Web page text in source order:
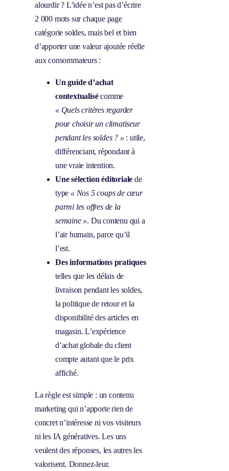
alourdir ? L’idée n’est pas d’écrire
2 000 mots sur chaque page
catégorie soldes, mais bel et bien
d’apporter une valeur ajoutée réelle
aux consommateurs :
Un guide d’achat
contextualisécomme
« Quels critères regarder
pour choisir un climatiseur
pendant les soldes ? » : utile,
différenciant, répondant à
une vraie intention.
Une sélection éditoriale de
type « Nos 5 coups de cœur
parmi les offres de la
semaine ». Du contenu qui a
l’air humain, parce qu’il
l’est.
Des informations pratiques
telles que les délais de
livraison pendant les soldes,
la politique de retour et la
disponibilité des articles en
magasin. L’expérience
d’achat globale du client
compte autant que le prix
affiché.
La règle est simple : un contenu
marketing qui n’apporte rien de
concret n’intéresse ni vos visiteurs
ni les IA génératives. Les uns
veulent des réponses, les autres les
valorisent. Donnez-leur.